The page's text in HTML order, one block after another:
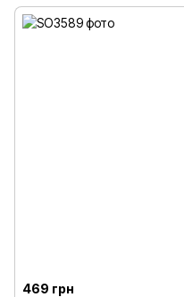
469 грн